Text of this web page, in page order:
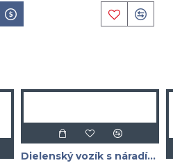
Dielenský vozík s náradím 5 zásuviek